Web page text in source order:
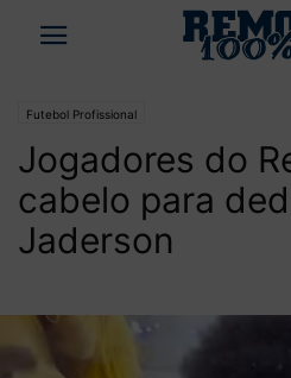
Futebol Profissional
Jogadores do
cabelo para
Jaderson